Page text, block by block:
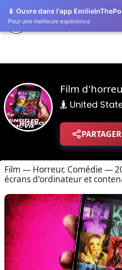
📱 Ouvre dans l'app
Pour une meilleure expérience
ZAPLISTOO
Film
United
Film — Horreur, Comédie —
écrans d'ordinateur et